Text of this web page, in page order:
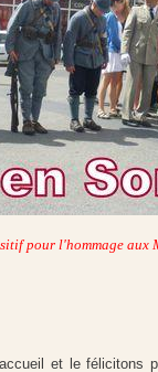
pour l'hommage aux
et le félicitons